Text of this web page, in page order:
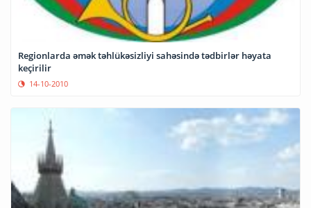
Regionlarda əmək təhlükəsizliyi sahəsində tədbirlər həyata
keçirilir
14-10-2010